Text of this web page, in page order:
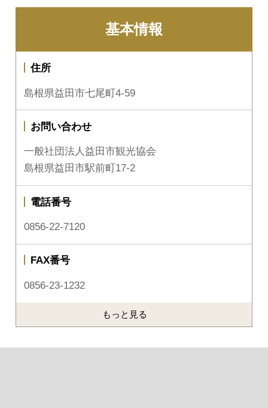
基本情報
住所
島根県益田市七尾町4-59
お問い合わせ
一般社団法人益田市観光協会
島根県益田市駅前町17-2
電話番号
0856-22-7120
FAX番号
0856-23-1232
もっと見る